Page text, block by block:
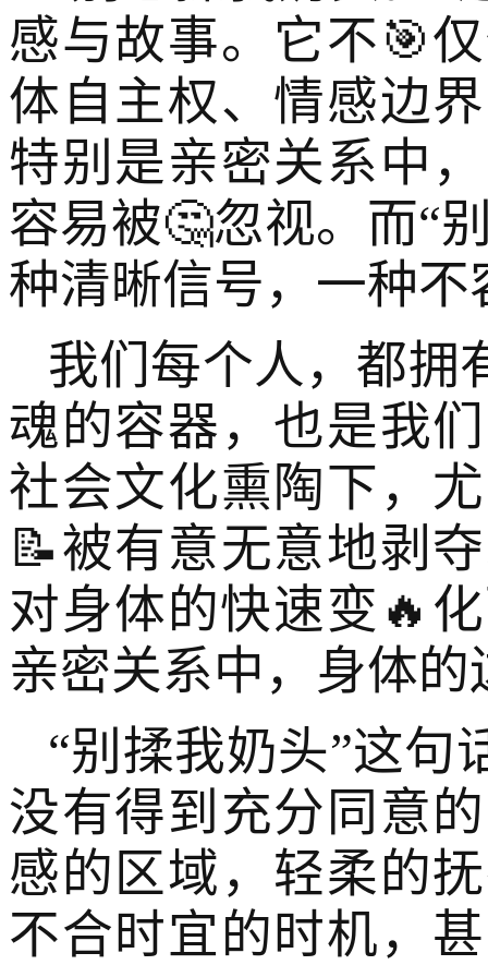
感与故事。它不🎯
体自主权、情感边
特别是亲密关系中
容易被🤔忽视。而“
种清晰信号，一种
我们每个人，都拥
魂的容器，也是我
社会文化熏陶下，
📝被有意无意地剥
对身体的快速变🔥
亲密关系中，身体
“别揉我奶头”这句
没有得到充分同意
感的区域，轻柔的
不合时宜的时机，